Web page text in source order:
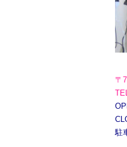
〒
駐